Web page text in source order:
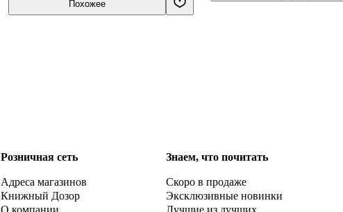
Похожее
Розничная сеть
Адреса магазинов
Книжный Дозор
Знаем, что почитать
Скоро в продаже
Эксклюзивные новинки